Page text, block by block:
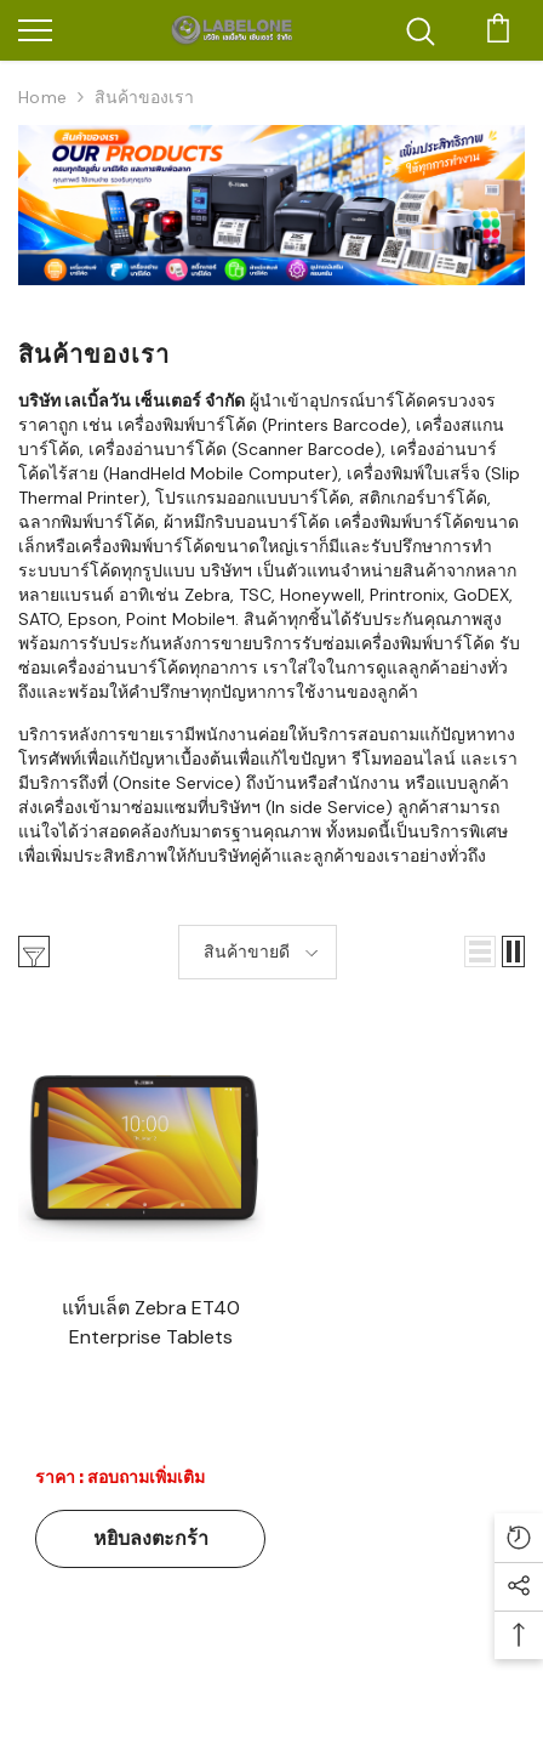
Home สินค้าของเรา
สินค้าของเรา
บริษัท เลเบิ้ลวัน เซ็นเตอร์ จำกัด ผู้นำเข้าอุปกรณ์บาร์โค้ดครบวงจร
ราคาถูก เช่น เครื่องพิมพ์บาร์โค้ด (Printers Barcode), เครื่องสแกน
บาร์โค้ด, เครื่องอ่านบาร์โค้ด (Scanner Barcode), เครื่องอ่านบาร์
โค้ดไร้สาย (HandHeld Mobile Computer), เครื่องพิมพ์ใบเสร็จ (Slip
Thermal Printer), โปรแกรมออกแบบบาร์โค้ด, สติกเกอร์บาร์โค้ด,
ฉลากพิมพ์บาร์โค้ด, ผ้าหมึกริบบอนบาร์โค้ด เครื่องพิมพ์บาร์โค้ดขนาด
เล็กหรือเครื่องพิมพ์บาร์โค้ดขนาดใหญ่เราก็มีและรับปรึกษาการทำ
ระบบบาร์โค้ดทุกรูปแบบ บริษัทฯ เป็นตัวแทนจำหน่ายสินค้าจากหลาก
หลายแบรนด์ อาทิเช่น Zebra, TSC, Honeywell, Printronix, GoDEX,
SATO, Epson, Point Mobileฯ. สินค้าทุกชิ้นได้รับประกันคุณภาพสูง
พร้อมการรับประกันหลังการขายบริการรับซ่อมเครื่องพิมพ์บาร์โค้ด รับ
ซ่อมเครื่องอ่านบาร์โค้ดทุกอาการ เราใส่ใจในการดูแลลูกค้าอย่างทั่ว
ถึงและพร้อมให้คำปรึกษาทุกปัญหาการใช้งานของลูกค้า
บริการหลังการขายเรามีพนักงานค่อยให้บริการสอบถามแก้ปัญหาทาง
โทรศัพท์เพื่อแก้ปัญหาเบื้องต้นเพื่อแก้ไขปัญหา รีโมทออนไลน์ และเรา
มีบริการถึงที่ (Onsite Service) ถึงบ้านหรือสำนักงาน หรือแบบลูกค้า
ส่งเครื่องเข้ามาซ่อมแซมที่บริษัทฯ (In side Service) ลูกค้าสามารถ
แน่ใจได้ว่าสอดคล้องกับมาตรฐานคุณภาพ ทั้งหมดนี้เป็นบริการพิเศษ
เพื่อเพิ่มประสิทธิภาพให้กับบริษัทคู่ค้าและลูกค้าของเราอย่างทั่วถึง
สินค้าขายดี
แท็บเล็ต Zebra ET40
Enterprise Tablets
ราคา : สอบถามเพิ่มเติม
หยิบลงตะกร้า